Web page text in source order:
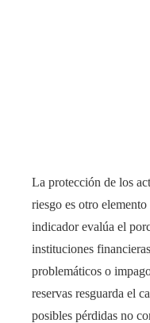
La protección de los
riesgo es otro
indicador evalúa el
instituciones
problemáticos o
reservas resguarda el
posibles pérdidas no